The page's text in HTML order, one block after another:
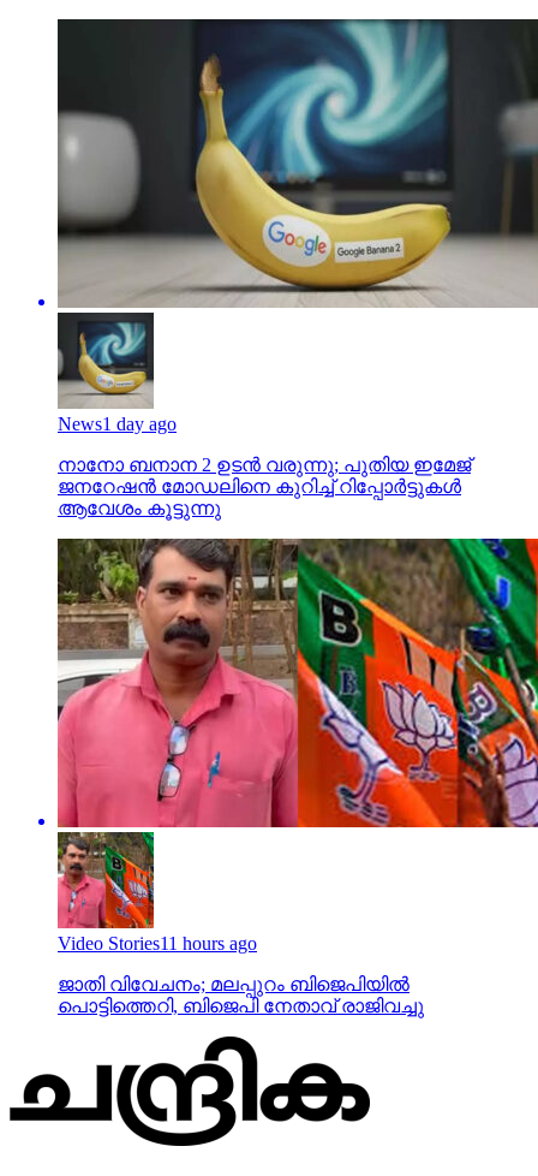
News1 day ago
നാനോ ബനാന 2 ഉടന്‍ വരുന്നു; പുതിയ ഇമേജ്
ജനറേഷന്‍ മോഡലിനെ കുറിച്ച് റിപ്പോര്‍ട്ടുകള്‍
ആവേശം കൂട്ടുന്നു
Video Stories11 hours ago
ജാതി വിവേചനം; മലപ്പുറം ബിജെപിയില്‍
പൊട്ടിത്തെറി, ബിജെപി നേതാവ് രാജിവച്ചു